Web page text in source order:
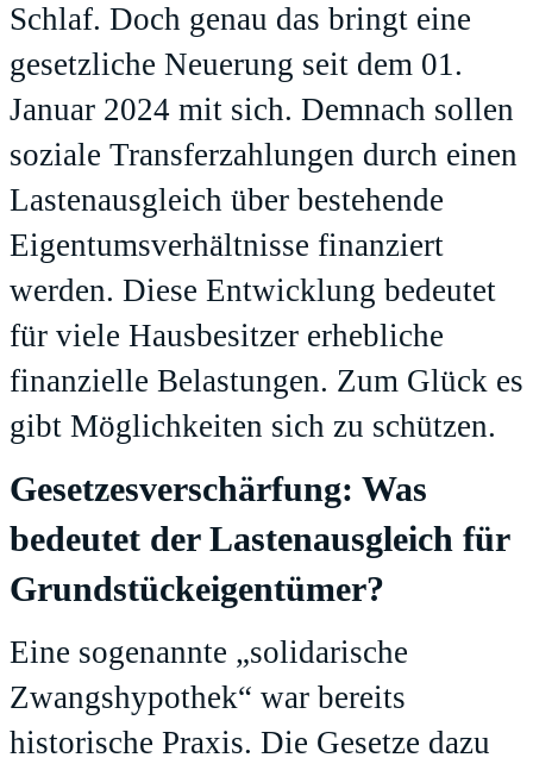
Schlaf. Doch genau das bringt eine
gesetzliche Neuerung seit dem 01.
Januar 2024 mit sich. Demnach sollen
soziale Transferzahlungen durch einen
Lastenausgleich über bestehende
Eigentumsverhältnisse finanziert
werden. Diese Entwicklung bedeutet
für viele Hausbesitzer erhebliche
finanzielle Belastungen. Zum Glück es
gibt Möglichkeiten sich zu schützen.
Gesetzesverschärfung: Was
bedeutet der Lastenausgleich für
Grundstückeigentümer?
Eine sogenannte „solidarische
Zwangshypothek“ war bereits
historische Praxis. Die Gesetze dazu